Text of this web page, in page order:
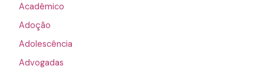
Acadêmico
Adoção
Adolescência
Advogadas